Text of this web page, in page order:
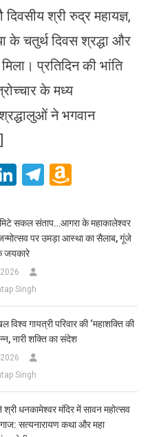
श्री रुद्र महायज्ञ,
के चतुर्थ दिवस श्रद्धा और
प्रतिदिन की भांति
के मध्य
ने भगवान
LinkedIn
Telegram
List
सकल संताप…आगरा के महाकालेश्वर
पर उमड़ा आस्था का सैलाब, गूंजे
जयकारे
Singh
विश्व गायत्री परिवार की ‘महाशक्ति की
नारी शक्ति का संदेश
Singh
धनकामेश्वर मंदिर में सावन महोत्सव
सत्यनारायण कथा और महा